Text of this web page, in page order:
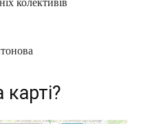
колективів